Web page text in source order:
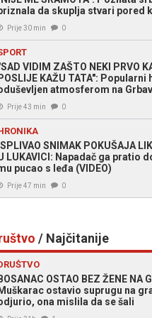
da skuplja stvari pored
Prije 30 min 0
VIDIM ZAŠTO NEKI PRVO
KAŽU TATA":
atmosferom na
Prije 43 min 0
SNIMAK POKUŠAJA
LUKAVICI: Napadač ga pratio
pucao s leđa (VIDEO)
Prije 47 min 0
/ Najčitanije
OSTAO BEZ ŽENE NA
ostavio suprugu na
ona mislila da se šali